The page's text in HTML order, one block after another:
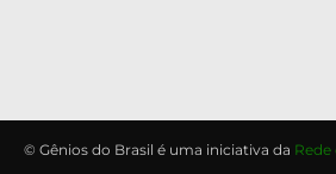
© Gênios do Brasil é uma iniciativa da Rede